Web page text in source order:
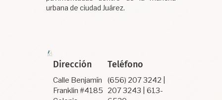
urbana de ciudad Juárez.
Dirección
Calle Benjamín
Franklin #4185
Teléfono
(656) 207 3242 |
207 3243 | 613-